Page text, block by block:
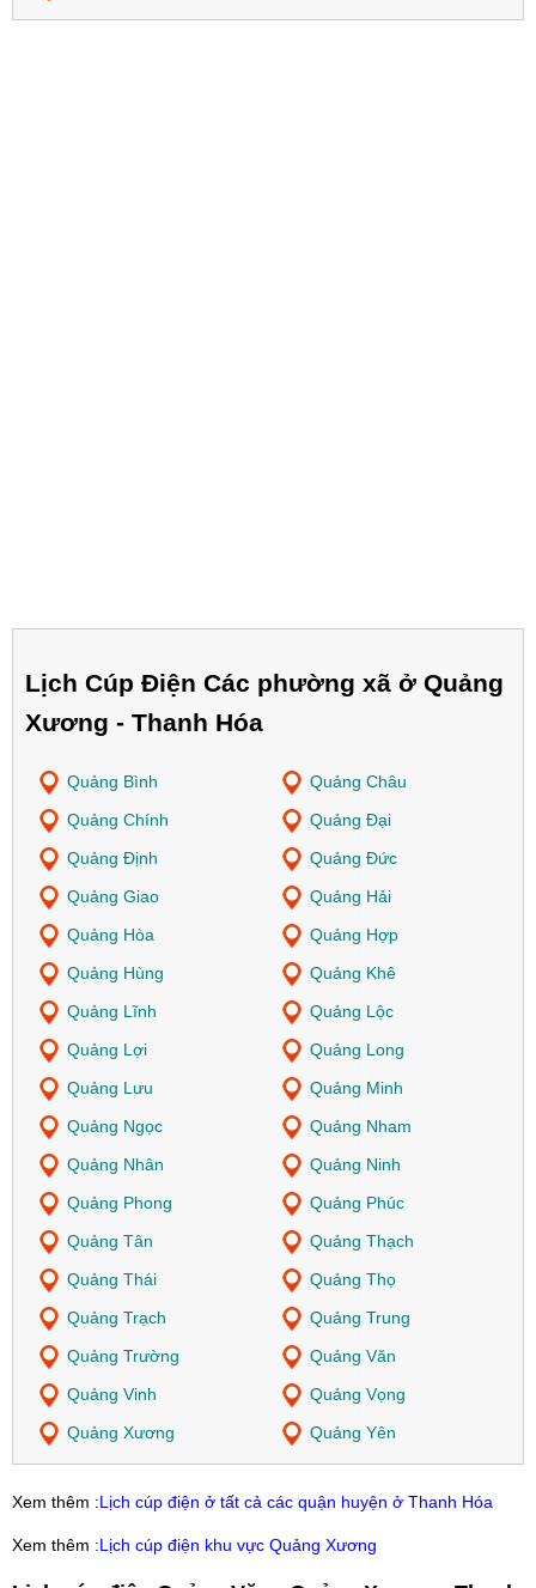
Lịch Cúp Điện Các phường xã ở Quảng
Xương - Thanh Hóa
Quảng Bình
Quảng Châu
Quảng Chính
Quảng Đại
Quảng Định
Quảng Đức
Quảng Giao
Quảng Hải
Quảng Hòa
Quảng Hợp
Quảng Hùng
Quảng Khê
Quảng Lĩnh
Quảng Lộc
Quảng Lợi
Quảng Long
Quảng Lưu
Quảng Minh
Quảng Ngọc
Quảng Nham
Quảng Nhân
Quảng Ninh
Quảng Phong
Quảng Phúc
Quảng Tân
Quảng Thạch
Quảng Thái
Quảng Thọ
Quảng Trạch
Quảng Trung
Quảng Trường
Quảng Văn
Quảng Vinh
Quảng Vọng
Quảng Xương
Quảng Yên
Xem thêm :Lịch cúp điện ở tất cả các quận huyện ở Thanh Hóa
Xem thêm :Lịch cúp điện khu vực Quảng Xương